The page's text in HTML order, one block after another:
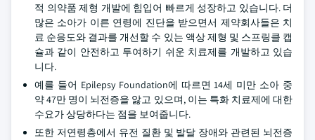
적 의약품 제형 개발에 힘입어 빠르게 성장하고 있습니다. 더
많은 소아가 이른 연령에 진단을 받으면서 제약회사들은 치
료 순응도와 결과를 개선할 수 있는 액상 제형 및 스프링클 캡
슐과 같이 안전하고 투여하기 쉬운 치료제를 개발하고 있습
니다.
예를 들어 Epilepsy Foundation에 따르면 14세 미만 소아 중
약 47만 명이 뇌전증을 앓고 있으며, 이는 특화 치료제에 대한
수요가 상당하다는 점을 보여줍니다.
또한 저연령층에서 유전 질환 및 발달 장애와 관련된 뇌전증